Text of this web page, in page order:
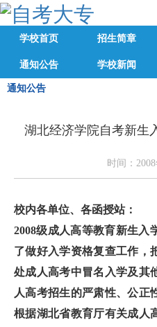
学校首页 招生简章
通知公告 学校新闻
通知公告
湖北经济学院自考新生
时间：
校内各单位、各函授站：
2008级成人高等教育新生入
了做好入学资格复查工作，
处成人高考中冒名入学及其
人高考招生的严肃性、公正
根据湖北省教育厅有关成人